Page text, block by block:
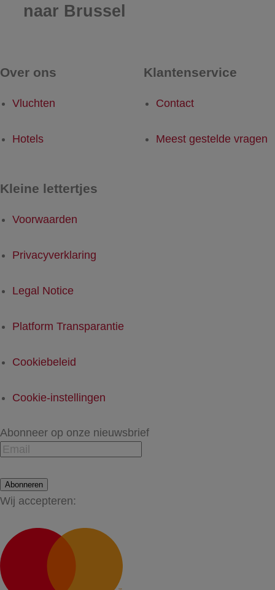
naar Brussel
Over ons
Vluchten
Hotels
Klantenservice
Contact
Meest gestelde vragen
Kleine lettertjes
Voorwaarden
Privacyverklaring
Legal Notice
Platform Transparantie
Cookiebeleid
Cookie-instellingen
Abonneer op onze nieuwsbrief
Abonneren
Wij accepteren: